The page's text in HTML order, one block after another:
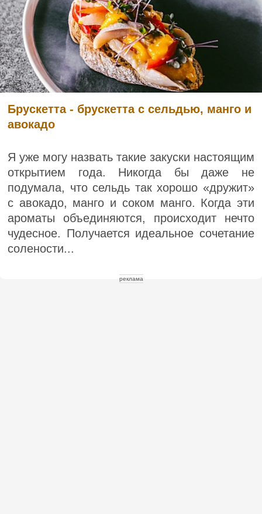
Брускетта - брускетта с сельдью, манго и
авокадо
Я уже могу назвать такие закуски настоящим
открытием года. Никогда бы даже не
подумала, что сельдь так хорошо «дружит»
с авокадо, манго и соком манго. Когда эти
ароматы объединяются, происходит нечто
чудесное. Получается идеальное сочетание
солености...
реклама